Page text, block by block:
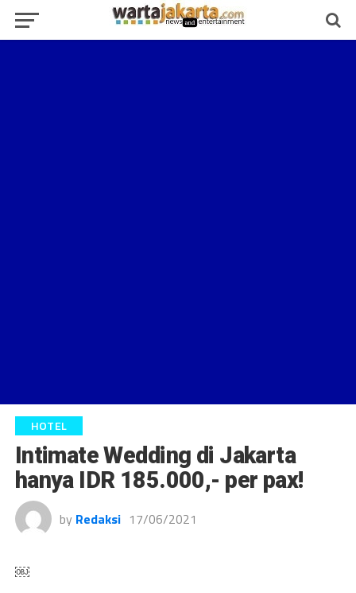
HOTEL
Intimate Wedding di Jakarta
hanya IDR 185.000,- per pax!
by Redaksi 17/06/2021
￼